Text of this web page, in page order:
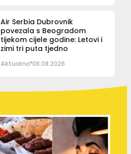
Air Serbia Dubrovnik
povezala s Beogradom
tijekom cijele godine: Letovi i
zimi tri puta tjedno
Aktualno 08.08.2026